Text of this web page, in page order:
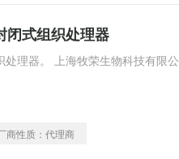
式组织处理器
理器。 上海牧荣生物科技有限公
商性质：代理商